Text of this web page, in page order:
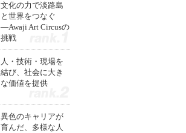
文化の力で淡路島
と世界をつなぐ
—Awaji Art Circusの
挑戦
人・技術・現場を
結び、社会に大き
な価値を提供
異色のキャリアが
育んだ、多様な人